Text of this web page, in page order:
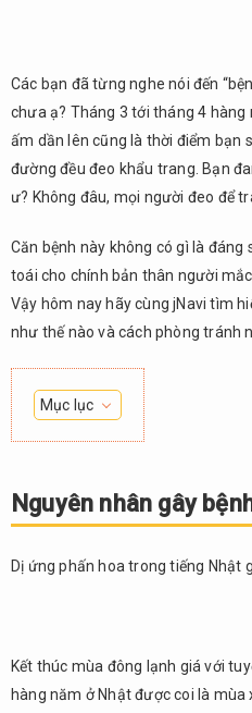
Các bạn đã từng nghe nói đến
chưa ạ? Tháng 3 tới tháng 4
ấm dần lên cũng là thời điểm bạn
đường đều đeo khẩu trang. Bạn
ư? Không đâu, mọi người đeo để
Căn bệnh này không có gì là
toái cho chính bản thân người
Vậy hôm nay hãy cùng jNavi tìm
như thế nào và cách phòng tránh
Mục lục
1.
nhân
gây
Các
triệu
Nguyên nhân gây
Dị ứng phấn hoa trong tiếng Nhật
Kết thúc mùa đông lạnh giá với
hàng năm ở Nhật được coi là